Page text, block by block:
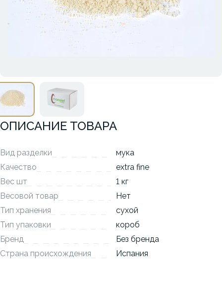
ОПИСАНИЕ ТОВАРА
Вид разделки
мука
Качество
extra fine
Вес шт
1 кг
Весовой товар
Нет
Тип хранения
сухой
Тип упаковки
короб
Бренд
Без бренда
Страна происхождения
Испания